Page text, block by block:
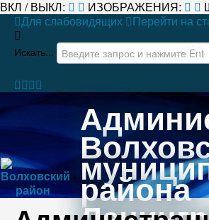
ВКЛ / ВЫКЛ: ИЗОБРАЖЕНИЯ:
Для слабовидящих
Перейти на
Искать...
района